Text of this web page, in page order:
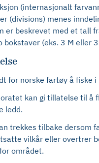
(internasjonalt
(divisions) menes
er beskrevet med et tall
bokstaver (eks. 3 M eller 3
for norske fartøy å fiske i
kan gi tillatelse til å
ledd.
trekkes tilbake dersom
vilkår eller overtrer
området.